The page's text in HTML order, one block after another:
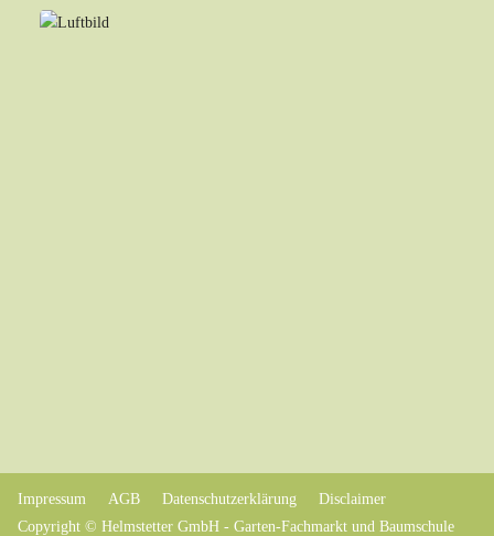
Impressum AGB Datenschutzerklärung
Disclaimer
Copyright © Helmstetter GmbH - Garten-Fachmarkt und Baumschule